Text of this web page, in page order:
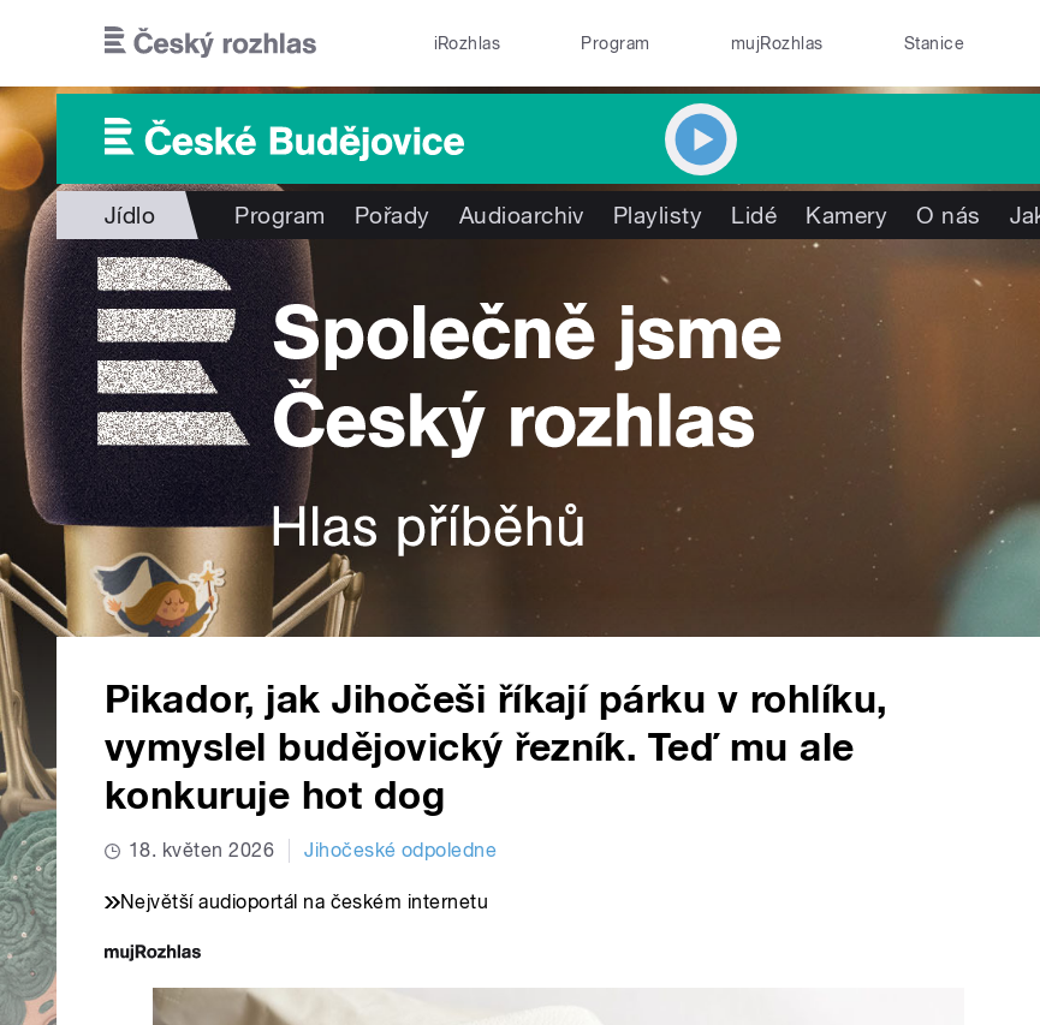
iRozhlas Program mujRozhlas Stanice
Jídlo Program Pořady Audioarchiv Playlisty Lidé Kamery O nás
Pikador, jak Jihočeši říkají párku v rohlíku,
vymyslel budějovický řezník. Teď mu ale
konkuruje hot dog
18. květen 2026 Jihočeské odpoledne
Největší audioportál na českém internetu